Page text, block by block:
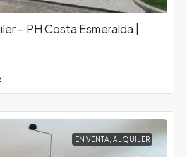
– PH Costa Esmeralda |
EN VENTA, ALQUILER